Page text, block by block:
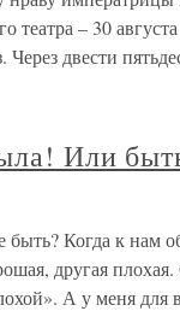
театра – 30
двести
Или
Когда к нам
другая
А у меня для